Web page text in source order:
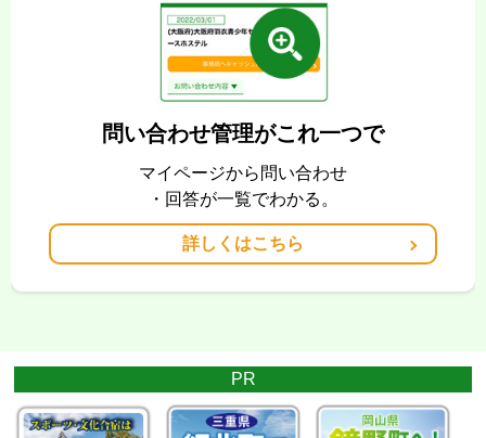
問い合わせ管理がこれ一つで
マイページから問い合わせ
・回答が一覧でわかる。
詳しくはこちら
PR